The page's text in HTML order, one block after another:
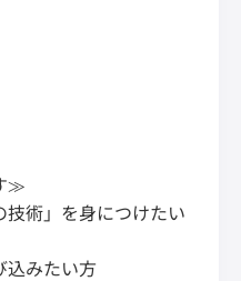
≫
技術」を身につけたい
込みたい方